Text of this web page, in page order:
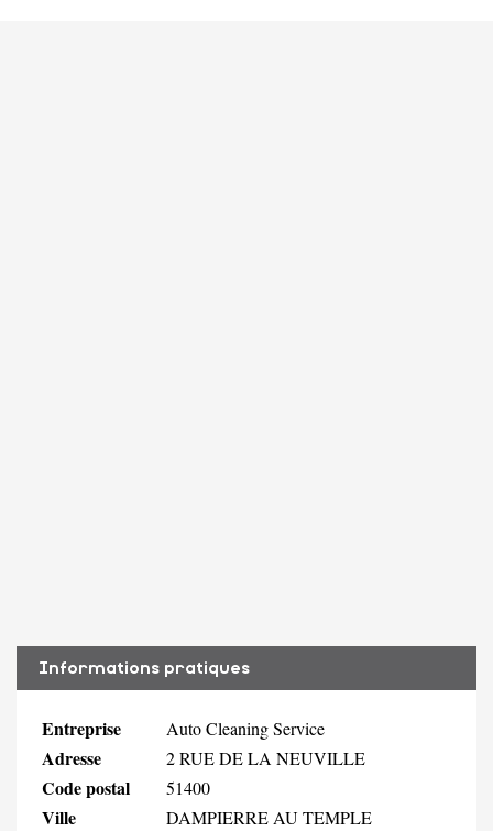
Informations pratiques
Entreprise Auto Cleaning Service
Adresse 2 RUE DE LA NEUVILLE
Code postal 51400
Ville DAMPIERRE AU TEMPLE